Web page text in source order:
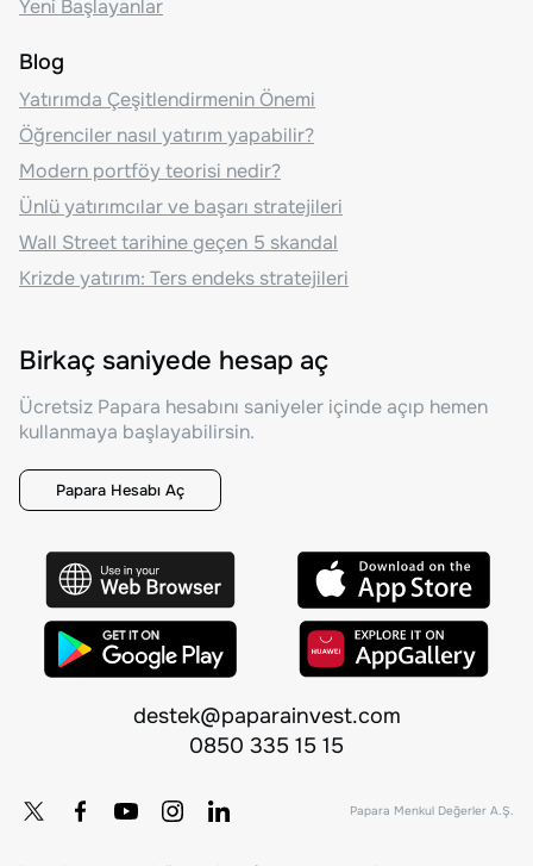
Yeni Başlayanlar
Blog
Yatırımda Çeşitlendirmenin Önemi
Öğrenciler nasıl yatırım yapabilir?
Modern portföy teorisi nedir?
Ünlü yatırımcılar ve başarı stratejileri
Wall Street tarihine geçen 5 skandal
Krizde yatırım: Ters endeks stratejileri
Birkaç saniyede hesap aç
Ücretsiz Papara hesabını saniyeler içinde açıp hemen
kullanmaya başlayabilirsin.
Papara Hesabı Aç
destek@paparainvest.com
0850 335 15 15
Papara Menkul Değerler A.Ş.